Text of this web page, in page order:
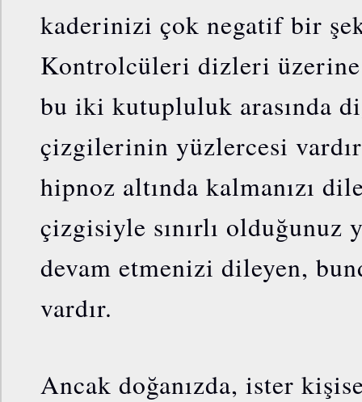
kaderinizi çok negatif bir
Kontrolcüleri dizleri
bu iki kutupluluk arasında
çizgilerinin yüzlercesi
hipnoz altında kalmanızı
çizgisiyle sınırlı olduğunuz
devam etmenizi dileyen,
vardır.
Ancak doğanızda, ister